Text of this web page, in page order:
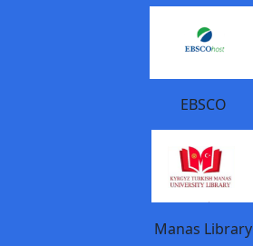
EBSCO
Manas Library